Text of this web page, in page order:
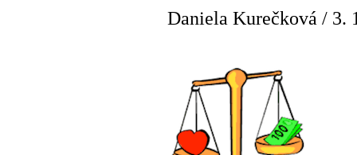
Daniela Kurečková / 3.